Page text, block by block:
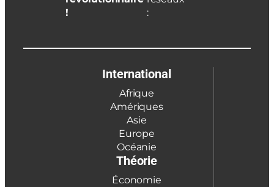
!
:
International
Afrique
Amériques
Asie
Europe
Océanie
Théorie
Économie